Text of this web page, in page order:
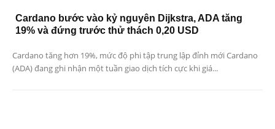
Cardano bước vào kỷ nguyên Dijkstra, ADA tăng
19% và đứng trước thử thách 0,20 USD
Cardano tăng hơn 19%, mức độ phi tập trung lập đỉnh mới Cardano
(ADA) đang ghi nhận một tuần giao dịch tích cực khi giá...